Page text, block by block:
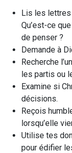
Lis les lettres
Qu’est-ce
de penser ?
Demande à
Recherche
les partis ou
Examine si
décisions.
Reçois
lorsqu’elle
Utilise tes
pour édifier